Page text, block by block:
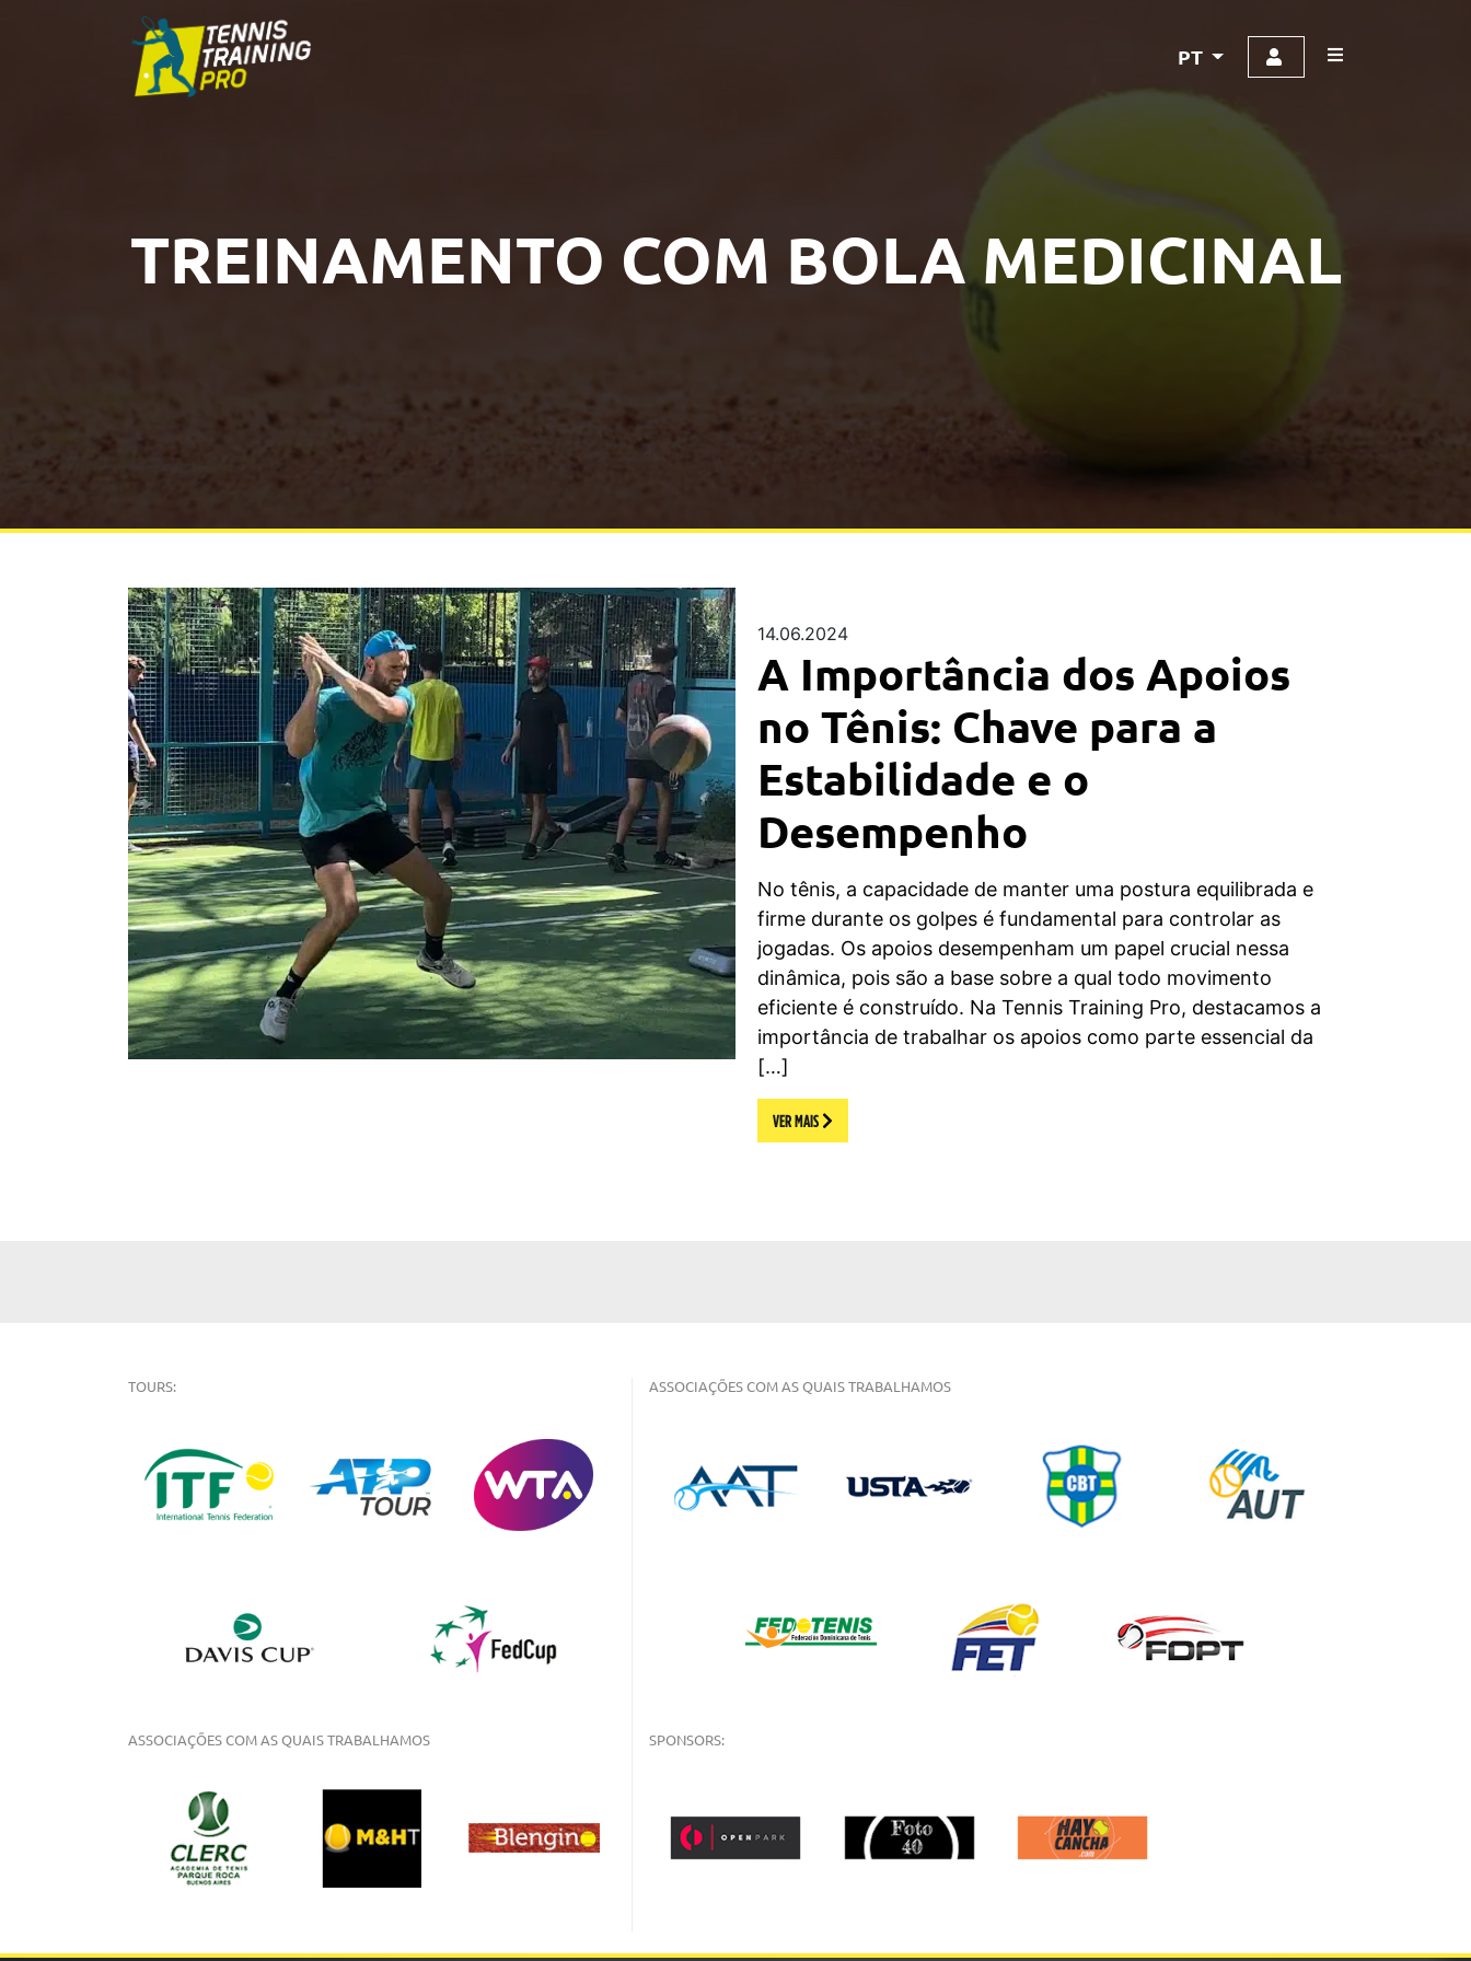
PT
TREINAMENTO COM BOLA MEDICINAL
14.06.2024
A Importância dos Apoios
no Tênis: Chave para a
Estabilidade e o
Desempenho
No tênis, a capacidade de manter uma postura equilibrada e
firme durante os golpes é fundamental para controlar as
jogadas. Os apoios desempenham um papel crucial nessa
dinâmica, pois são a base sobre a qual todo movimento
eficiente é construído. Na Tennis Training Pro, destacamos a
importância de trabalhar os apoios como parte essencial da
[…]
VER MAIS
TOURS:
ASSOCIAÇÕES COM AS QUAIS TRABALHAMOS
ASSOCIAÇÕES COM AS QUAIS TRABALHAMOS
SPONSORS: